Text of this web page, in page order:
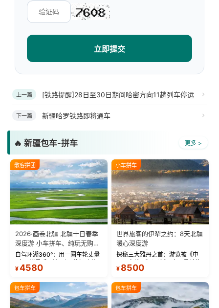
立即提交
上一篇 [铁路提醒]28日至30日期间哈密方向11趟列车停运
下一篇 新疆哈罗铁路即将通车
🔥 新疆包车-拼车 更多 >
散客拼团
2026·画卷北疆 北疆十日春季
深度游 小车拼车、纯玩无购
物！
自驾环湖360°：用一圈车轮丈量
蓝。 赛湖旅拍：甄选多款风格服
绝美瞬间。 赛湖坦克300跟车视
频：专业摄影师...
¥4580
小车拼车
世界旅客的伊犁之约：8天北疆
暖心深度游
探秘三大雅丹之首：游览被《中
三大雅丹”第一名的克拉玛依魔鬼
瓦人最大村落——禾木村，欣赏
晨雾与小木...
¥ 8500
包车拼车 包车拼车